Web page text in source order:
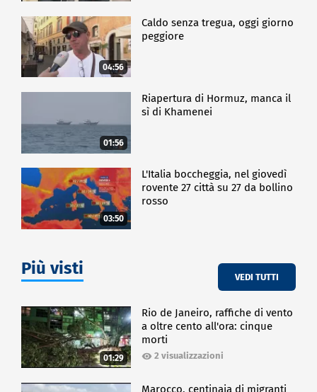
04:56
Caldo senza tregua, oggi giorno
peggiore
01:56
Riapertura di Hormuz, manca il
sì di Khamenei
03:50
L'Italia boccheggia, nel giovedì
rovente 27 città su 27 da bollino
rosso
Più visti VEDI TUTTI
01:29
Rio de Janeiro, raffiche di vento
a oltre cento all'ora: cinque
morti
2 visualizzazioni
Marocco, centinaia di migranti